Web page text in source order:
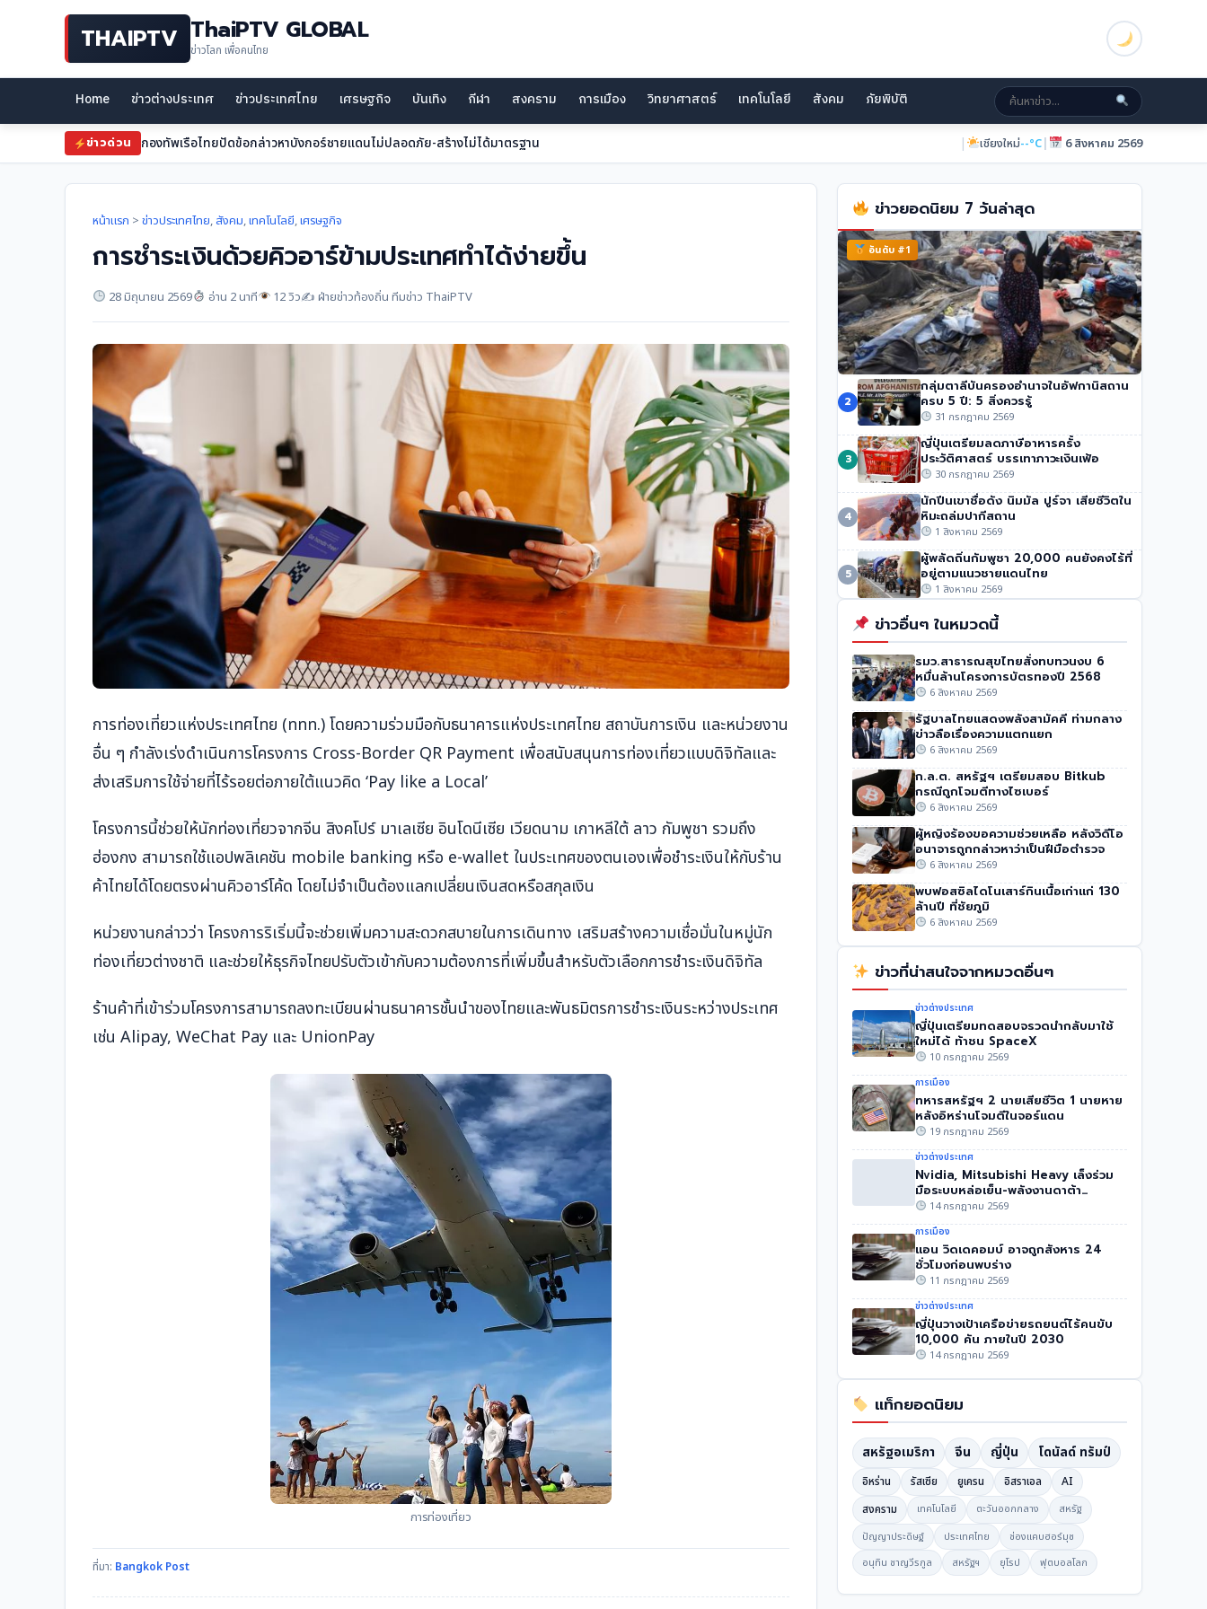
THAIPTV ThaiPTV GLOBAL
ข่าวโลก เพื่อคนไทย
Home ข่าวต่างประเทศ ข่าวประเทศไทย เศรษฐกิจ บันเทิง กีฬา สงคราม การเมือง วิทยาศาสตร์ เทคโนโลยี สังคม ภัยพิบัติ
ข่าวด่วน กองทัพเรือไทยปัดข้อกล่าวหาบังกอร์ชายแดนไม่ปลอดภัย-สร้างไม่ได้มาตรฐาน | เชียงใหม่--°C| 6 สิงหาคม 2569
หน้าแรก > ข่าวประเทศไทย, สังคม,เทคโนโลยี,เศรษฐกิจ
การชำระเงินด้วยคิวอาร์ข้ามประเทศทำได้ง่ายขึ้น
28 มิถุนายน 2569 อ่าน 2 นาที 12 วิว✍️ ฝ่ายข่าวท้องถิ่น ทีมข่าว ThaiPTV
การท่องเที่ยวแห่งประเทศไทย (ททท.) โดยความร่วมมือกับธนาคารแห่งประเทศไทย สถาบันการเงิน และหน่วยงาน
อื่น ๆ กำลังเร่งดำเนินการโครงการ Cross-Border QR Payment เพื่อสนับสนุนการท่องเที่ยวแบบดิจิทัลและ
ส่งเสริมการใช้จ่ายที่ไร้รอยต่อภายใต้แนวคิด ‘Pay like a Local’
โครงการนี้ช่วยให้นักท่องเที่ยวจากจีน สิงคโปร์ มาเลเซีย อินโดนีเซีย เวียดนาม เกาหลีใต้ ลาว กัมพูชา รวมถึง
ฮ่องกง สามารถใช้แอปพลิเคชัน mobile banking หรือ e-wallet ในประเทศของตนเองเพื่อชำระเงินให้กับร้าน
ค้าไทยได้โดยตรงผ่านคิวอาร์โค้ด โดยไม่จำเป็นต้องแลกเปลี่ยนเงินสดหรือสกุลเงิน
หน่วยงานกล่าวว่า โครงการริเริ่มนี้จะช่วยเพิ่มความสะดวกสบายในการเดินทาง เสริมสร้างความเชื่อมั่นในหมู่นัก
ท่องเที่ยวต่างชาติ และช่วยให้ธุรกิจไทยปรับตัวเข้ากับความต้องการที่เพิ่มขึ้นสำหรับตัวเลือกการชำระเงินดิจิทัล
ร้านค้าที่เข้าร่วมโครงการสามารถลงทะเบียนผ่านธนาคารชั้นนำของไทยและพันธมิตรการชำระเงินระหว่างประเทศ
เช่น Alipay, WeChat Pay และ UnionPay
การท่องเที่ยว
ที่มา: Bangkok Post
ข่าวยอดนิยม 7 วันล่าสุด
อันดับ #1
ทรัมป์เผย ‘Board of Peace’ บรรลุข้อตกลง
ปลดอาวุธฮามาส
257 วิว• 31 กรกฎาคม 2569
2
กลุ่มตาลีบันครองอำนาจในอัฟกานิสถาน
ครบ 5 ปี: 5 สิ่งควรรู้
31 กรกฎาคม 2569
3
ญี่ปุ่นเตรียมลดภาษีอาหารครั้ง
ประวัติศาสตร์ บรรเทาภาวะเงินเฟ้อ
30 กรกฎาคม 2569
4
นักปีนเขาชื่อดัง นิมมัล ปูร์จา เสียชีวิตใน
หิมะถล่มปากีสถาน
1 สิงหาคม 2569
5
ผู้พลัดถิ่นกัมพูชา 20,000 คนยังคงไร้ที่
อยู่ตามแนวชายแดนไทย
1 สิงหาคม 2569
ข่าวอื่นๆ ในหมวดนี้
รมว.สาธารณสุขไทยสั่งทบทวนงบ 6
หมื่นล้านโครงการบัตรทองปี 2568
6 สิงหาคม 2569
รัฐบาลไทยแสดงพลังสามัคคี ท่ามกลาง
ข่าวลือเรื่องความแตกแยก
6 สิงหาคม 2569
ก.ล.ต. สหรัฐฯ เตรียมสอบ Bitkub
กรณีถูกโจมตีทางไซเบอร์
6 สิงหาคม 2569
ผู้หญิงร้องขอความช่วยเหลือ หลังวิดีโอ
อนาจารถูกกล่าวหาว่าเป็นฝีมือตำรวจ
6 สิงหาคม 2569
พบฟอสซิลไดโนเสาร์กินเนื้อเก่าแก่ 130
ล้านปี ที่ชัยภูมิ
6 สิงหาคม 2569
ข่าวที่น่าสนใจจากหมวดอื่นๆ
ข่าวต่างประเทศ
ญี่ปุ่นเตรียมทดสอบจรวดนำกลับมาใช้
ใหม่ได้ ท้าชน SpaceX
10 กรกฎาคม 2569
การเมือง
ทหารสหรัฐฯ 2 นายเสียชีวิต 1 นายหาย
หลังอิหร่านโจมตีในจอร์แดน
19 กรกฎาคม 2569
ข่าวต่างประเทศ
Nvidia, Mitsubishi Heavy เล็งร่วม
มือระบบหล่อเย็น-พลังงานดาต้า
เซ็นเตอร์ AI
14 กรกฎาคม 2569
การเมือง
แอน วิดเดคอมบ์ อาจถูกสังหาร 24
ชั่วโมงก่อนพบร่าง
11 กรกฎาคม 2569
ข่าวต่างประเทศ
ญี่ปุ่นวางเป้าเครือข่ายรถยนต์ไร้คนขับ
10,000 คัน ภายในปี 2030
14 กรกฎาคม 2569
แท็กยอดนิยม
สหรัฐอเมริกา จีน ญี่ปุ่น โดนัลด์ ทรัมป์
อิหร่าน รัสเซีย ยูเครน อิสราเอล
AI
สงคราม
เทคโนโลยี ตะวันออกกลาง
สหรัฐ
ปัญญาประดิษฐ์
ประเทศไทย
ช่องแคบฮอร์มุซ
อนุทิน ชาญวีรกูล
สหรัฐฯ ยุโรป ฟุตบอลโลก